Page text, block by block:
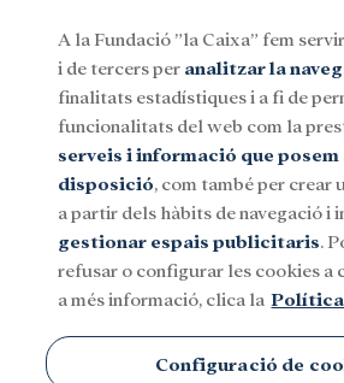
Menu
SocialInvestigació i bequesCultura
Placenta
A la Fundació ”la Caixa” fem
i de tercers per analitzar la
finalitats estadístiques i a fi de
funcionalitats del web com la
serveis i informació que posem
disposició, com també per crear
a partir dels hàbits de navegació i
gestionar espais publicitaris.
refusar o configurar les cookies a
a més informació, clica la
Configuració de